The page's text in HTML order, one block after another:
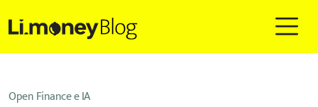
Open Finance e IA